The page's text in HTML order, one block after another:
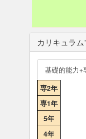
カリキュラ
基礎的能力+
専2年
専1年
5年
4年